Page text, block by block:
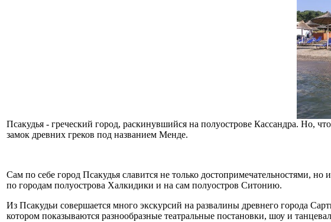
Псакудья - греческий город, раскинувшийся на полуострове Кассандра. Но,
замок древних греков под названием Менде.
Сам по себе город Псакудья славится не только достопримечательностями,
по городам полуострова Халкидики и на сам полуостров Ситонию.
Из Псакудьи совершается много экскурсий на развалины древнего города
котором показываются разнообразные театральные постановки, шоу и